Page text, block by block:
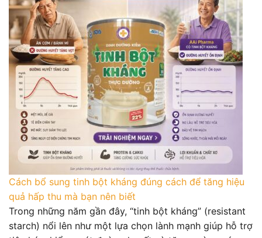
Cách bổ sung tinh bột kháng đúng cách để tăng hiệu
quả hấp thu mà bạn nên biết
Trong những năm gần đây, “tinh bột kháng” (resistant
starch) nổi lên như một lựa chọn lành mạnh giúp hỗ trợ